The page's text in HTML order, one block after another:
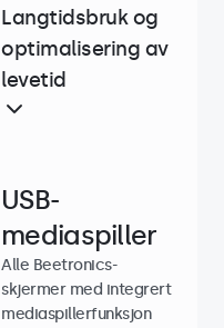
Langtidsbruk og
optimalisering av
levetid
USB-
mediaspiller
Alle Beetronics-
skjermer med integrert
mediaspillerfunksjon